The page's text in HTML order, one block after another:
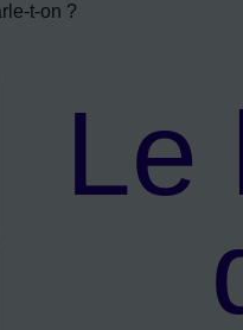
t-on ?
Le